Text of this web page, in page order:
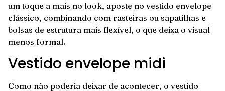
um toque a mais no look, aposte no vestido envelope
clássico, combinando com rasteiras ou sapatilhas e
bolsas de estrutura mais flexível, o que deixa o visual
menos formal.
Vestido envelope midi
Como não poderia deixar de acontecer, o vestido